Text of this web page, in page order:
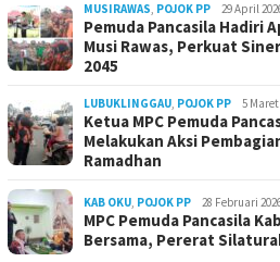
MUSIRAWAS, POJOK PP 29 April
Pemuda Pancasila Hadiri
Musi Rawas, Perkuat
2045
LUBUKLINGGAU, POJOK PP 5 Maret
Ketua MPC Pemuda
Melakukan Aksi
Ramadhan
KAB OKU, POJOK PP 28 Februari
MPC Pemuda Pancasila
Bersama, Pererat